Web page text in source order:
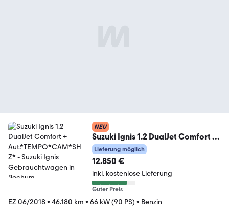
NEU
Suzuki Ignis 1.2 DualJet Comfort +
Aut.*TEMPO*CAM*SHZ*
Lieferung möglich
12.850 €
inkl. kostenlose Lieferung
Guter Preis
EZ 06/2018• 46.180 km • 66 kW (90 PS) • Benzin